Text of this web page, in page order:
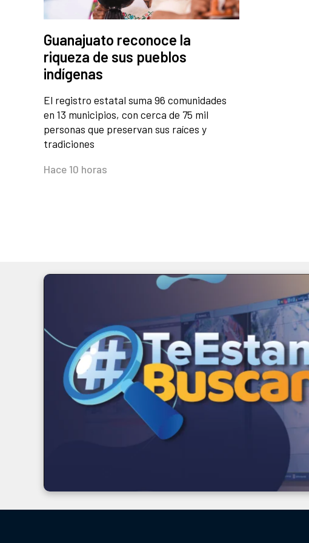
Guanajuato reconoce la
riqueza de sus pueblos
indígenas
El registro estatal suma 96 comunidades
en 13 municipios, con cerca de 75 mil
personas que preservan sus raíces y
tradiciones
Hace 10 horas